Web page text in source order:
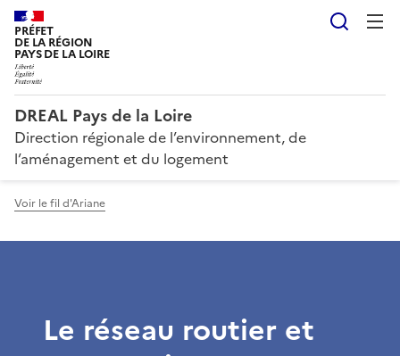
PRÉFET
DE LA RÉGION
PAYS DE LA LOIRE
DREAL Pays de la Loire
Direction régionale de l’environnement, de
l’aménagement et du logement
Voir le fil d'Ariane
Le réseau routier et